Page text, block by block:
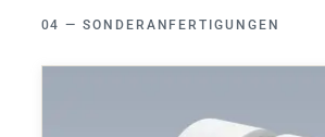
SONDERANFERTIGUNGEN